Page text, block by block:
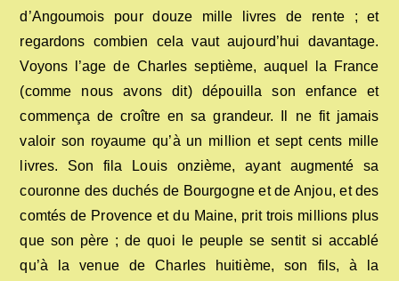
d’Angoumois pour douze mille livres de rente ; et
regardons combien cela vaut aujourd’hui davantage.
Voyons l’age de Charles septième, auquel la France
(comme nous avons dit) dépouilla son enfance et
commença de croître en sa grandeur. Il ne fit jamais
valoir son royaume qu’à un million et sept cents mille
livres. Son fila Louis onzième, ayant augmenté sa
couronne des duchés de Bourgogne et de Anjou, et des
comtés de Provence et du Maine, prit trois millions plus
que son père ; de quoi le peuple se sentit si accablé
qu’à la venue de Charles huitième, son fils, à la